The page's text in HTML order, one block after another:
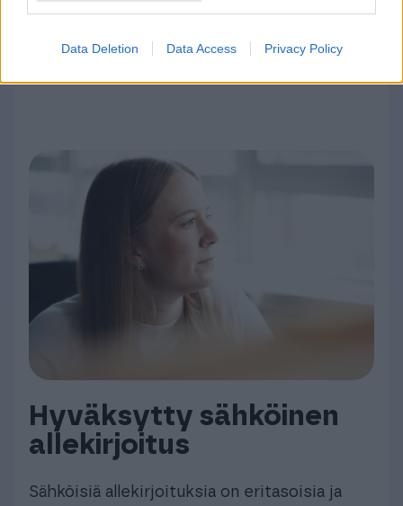
Data Deletion Data Access Privacy Policy
Tutustu allekirjoitukseen
Hyväksytty sähköinen
allekirjoitus
Sähköisiä allekirjoituksia on eritasoisia ja